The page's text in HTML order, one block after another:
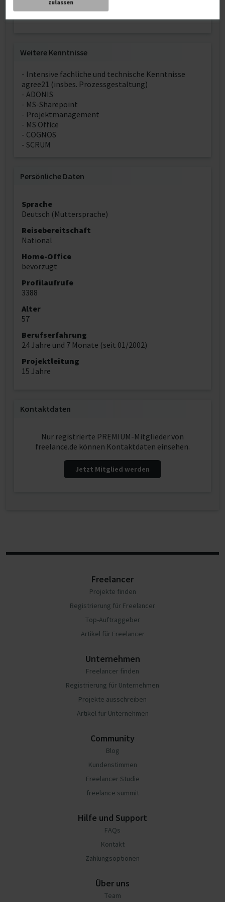
zulassen
Weitere Kenntnisse
- Intensive fachliche und technische Kenntnisse
agree21 (insbes. Prozessgestaltung)
- ADONIS
- MS-Sharepoint
- Projektmanagement
- MS Office
- COGNOS
- SCRUM
Persönliche Daten
Sprache
Deutsch (Muttersprache)
Reisebereitschaft
National
Home-Office
bevorzugt
Profilaufrufe
3388
Alter
57
Berufserfahrung
24 Jahre und 7 Monate (seit 01/2002)
Projektleitung
15 Jahre
Kontaktdaten
Nur registrierte PREMIUM-Mitglieder von
freelance.de können Kontaktdaten einsehen.
Jetzt Mitglied werden
Freelancer
Projekte finden
Registrierung für Freelancer
Top-Auftraggeber
Artikel für Freelancer
Unternehmen
Freelancer finden
Registrierung für Unternehmen
Projekte ausschreiben
Artikel für Unternehmen
Community
Blog
Kundenstimmen
Freelancer Studie
freelance summit
Hilfe und Support
FAQs
Kontakt
Zahlungsoptionen
Über uns
Team